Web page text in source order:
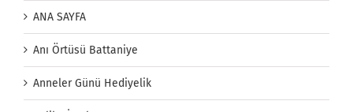
ANA SAYFA
Anı Örtüsü Battaniye
Anneler Günü Hediyelik